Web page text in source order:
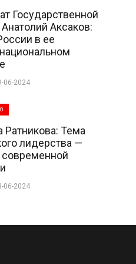
Государственной
Аксаков:
в ее
06-2024
Ратникова: Тема
лидерства —
06-2024